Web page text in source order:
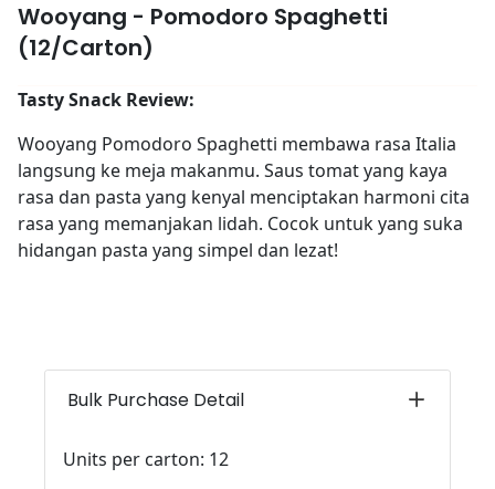
Wooyang - Pomodoro Spaghetti
(12/Carton)
Tasty Snack Review:
Wooyang Pomodoro Spaghetti membawa rasa Italia
langsung ke meja makanmu. Saus tomat yang kaya
rasa dan pasta yang kenyal menciptakan harmoni cita
rasa yang memanjakan lidah. Cocok untuk yang suka
hidangan pasta yang simpel dan lezat!
Bulk Purchase Detail
Units per carton: 12